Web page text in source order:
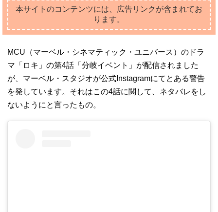
本サイトのコンテンツには、広告リンクが含まれてお
ります。
MCU（マーベル・シネマティック・ユニバース）のドラ
マ「ロキ」の第4話「分岐イベント」が配信されました
が、マーベル・スタジオが公式Instagramにてとある警告
を発しています。それはこの4話に関して、ネタバレをし
ないようにと言ったもの。